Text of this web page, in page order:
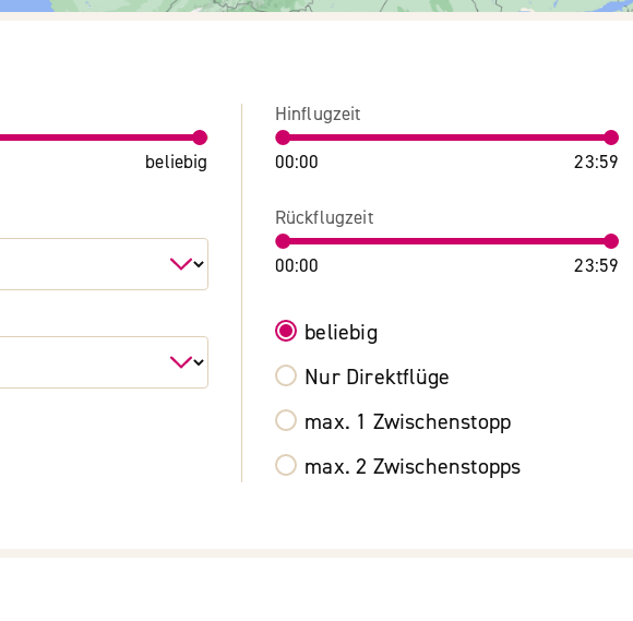
beliebig
Hinflugzeit
00:00 23:59
Rückflugzeit
00:00 23:59
beliebig
Nur Direktflüge
max. 1 Zwischenstopp
max. 2 Zwischenstopps